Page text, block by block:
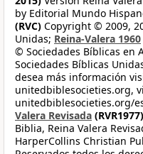
by Editorial Mundo
(RVC) Copyright © 2009,
Unidas; Reina-Valera 1960
© Sociedades Bíblicas en
Sociedades Bíblicas
desea más información
unitedbiblesocieties.org,
unitedbiblesocieties.org/
Valera Revisada (RVR1977)
Biblia, Reina Valera
HarperCollins Christian